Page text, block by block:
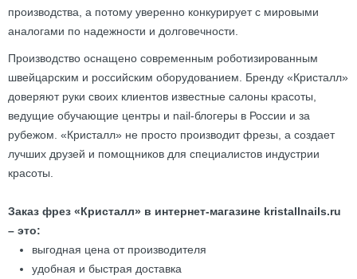
производства, а потому уверенно конкурирует с мировыми
аналогами по надежности и долговечности.
Производство оснащено современным роботизированным
швейцарским и российским оборудованием. Бренду «Кристалл»
доверяют руки своих клиентов известные салоны красоты,
ведущие обучающие центры и nail-блогеры в России и за
рубежом. «Кристалл» не просто производит фрезы, а создает
лучших друзей и помощников для специалистов индустрии
красоты.
Заказ фрез «Кристалл» в интернет-магазине kristallnails.ru
– это:
выгодная цена от производителя
удобная и быстрая доставка